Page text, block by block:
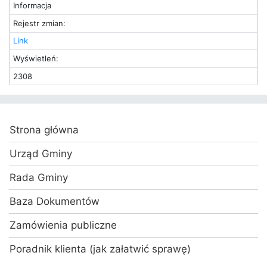
Informacja
Rejestr zmian:
Link
Wyświetleń:
2308
Strona główna
Urząd Gminy
Rada Gminy
Baza Dokumentów
Zamówienia publiczne
Poradnik klienta (jak załatwić sprawę)